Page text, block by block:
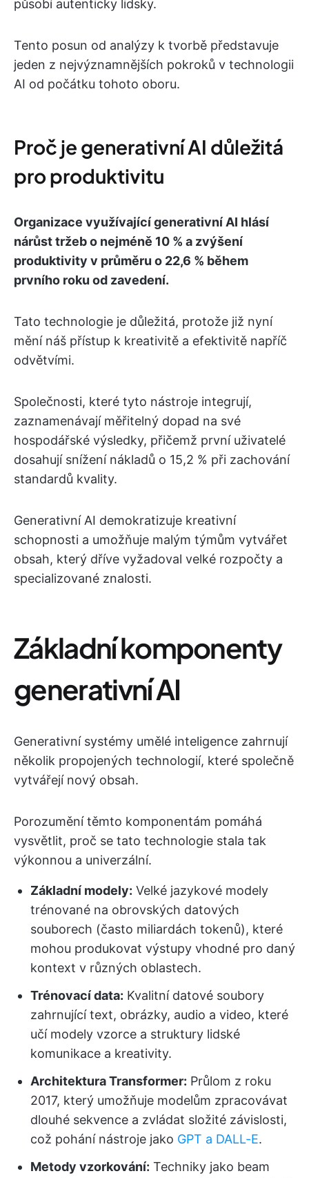
působí autenticky lidsky.
Tento posun od analýzy k tvorbě představuje
jeden z nejvýznamnějších pokroků v technologii
AI od počátku tohoto oboru.
Proč je generativní AI důležitá
pro produktivitu
Organizace využívající generativní AI hlásí
nárůst tržeb o nejméně 10 % a zvýšení
produktivity v průměru o 22,6 % během
prvního roku od zavedení.
Tato technologie je důležitá, protože již nyní
mění náš přístup k kreativitě a efektivitě napříč
odvětvími.
Společnosti, které tyto nástroje integrují,
zaznamenávají měřitelný dopad na své
hospodářské výsledky, přičemž první uživatelé
dosahují snížení nákladů o 15,2 % při zachování
standardů kvality.
Generativní AI demokratizuje kreativní
schopnosti a umožňuje malým týmům vytvářet
obsah, který dříve vyžadoval velké rozpočty a
specializované znalosti.
Základní komponenty
generativní AI
Generativní systémy umělé inteligence zahrnují
několik propojených technologií, které společně
vytvářejí nový obsah.
Porozumění těmto komponentám pomáhá
vysvětlit, proč se tato technologie stala tak
výkonnou a univerzální.
Základní modely: Velké jazykové modely
trénované na obrovských datových
souborech (často miliardách tokenů), které
mohou produkovat výstupy vhodné pro daný
kontext v různých oblastech.
Trénovací data: Kvalitní datové soubory
zahrnující text, obrázky, audio a video, které
učí modely vzorce a struktury lidské
komunikace a kreativity.
Architektura Transformer: Průlom z roku
2017, který umožňuje modelům zpracovávat
dlouhé sekvence a zvládat složité závislosti,
což pohání nástroje jako GPT a DALL-E.
Metody vzorkování: Techniky jako beam